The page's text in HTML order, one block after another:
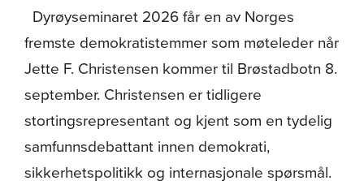
Dyrøyseminaret 2026 får en av Norges
fremste demokratistemmer som møteleder når
Jette F. Christensen kommer til Brøstadbotn 8.
september. Christensen er tidligere
stortingsrepresentant og kjent som en tydelig
samfunnsdebattant innen demokrati,
sikkerhetspolitikk og internasjonale spørsmål.